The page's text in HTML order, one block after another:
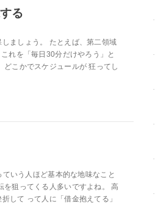
る
ましょう。 たとえば、第二領域
れを「毎日30分だけやろう」と
どこかでスケジュールが 狂ってし
いう人ほど基本的な地味なこと
を狙ってくる人多いですよね。 高
して って人に「借金抱えてる」